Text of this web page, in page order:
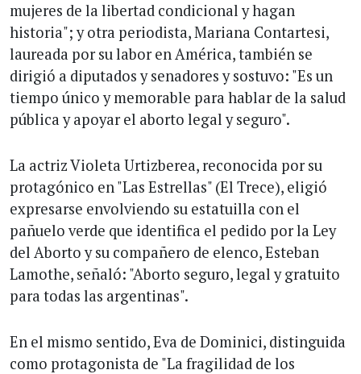
mujeres de la libertad condicional y hagan
historia"; y otra periodista, Mariana Contartesi,
laureada por su labor en América, también se
dirigió a diputados y senadores y sostuvo: "Es un
tiempo único y memorable para hablar de la salud
pública y apoyar el aborto legal y seguro".
La actriz Violeta Urtizberea, reconocida por su
protagónico en "Las Estrellas" (El Trece), eligió
expresarse envolviendo su estatuilla con el
pañuelo verde que identifica el pedido por la Ley
del Aborto y su compañero de elenco, Esteban
Lamothe, señaló: "Aborto seguro, legal y gratuito
para todas las argentinas".
En el mismo sentido, Eva de Dominici, distinguida
como protagonista de "La fragilidad de los